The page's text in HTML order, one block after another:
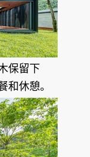
保留下
和休憩。